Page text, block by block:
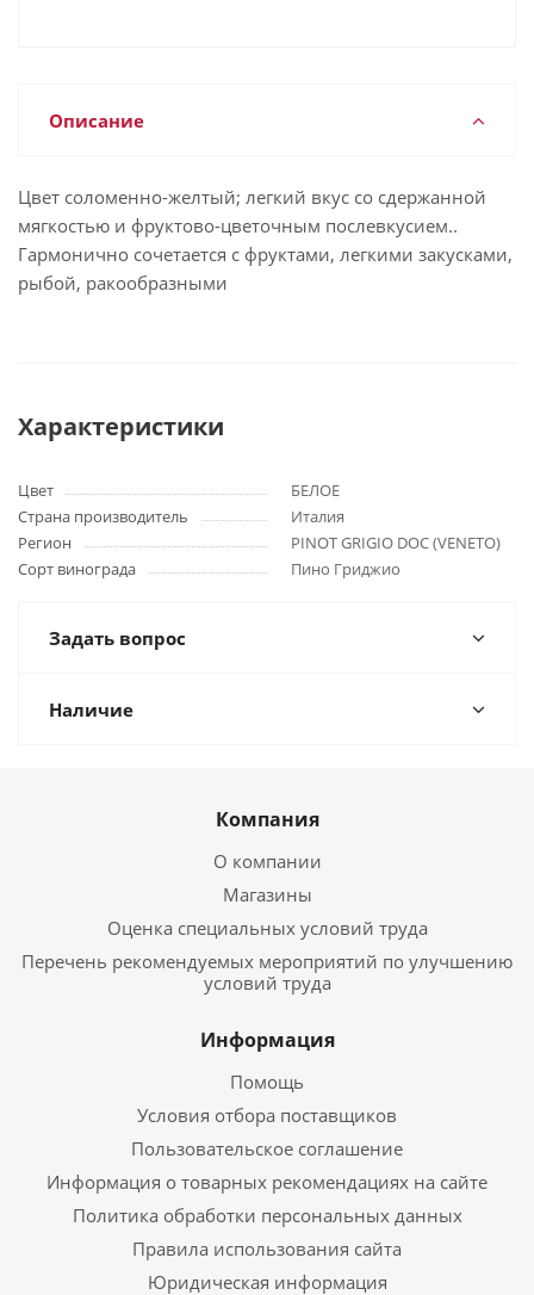
Описание
Цвет соломенно-желтый; легкий вкус со сдержанной
мягкостью и фруктово-цветочным послевкусием..
Гармонично сочетается с фруктами, легкими закусками,
рыбой, ракообразными
Характеристики
Цвет
БЕЛОЕ
Страна производитель
Италия
Регион
PINOT GRIGIO DOC (VENETO)
Сорт винограда
Пино Гриджио
Задать вопрос
Наличие
Компания
О компании
Магазины
Оценка специальных условий труда
Перечень рекомендуемых мероприятий по улучшению
условий труда
Информация
Помощь
Условия отбора поставщиков
Пользовательское соглашение
Информация о товарных рекомендациях на сайте
Политика обработки персональных данных
Правила использования сайта
Юридическая информация